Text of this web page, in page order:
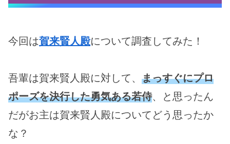
今回は賀来賢人殿について調査してみた！
吾輩は賀来賢人殿に対して、 まっすぐにプロ
ポーズを決行した勇気ある若侍、と思ったん
だがお主は賀来賢人殿についてどう思ったか
な？